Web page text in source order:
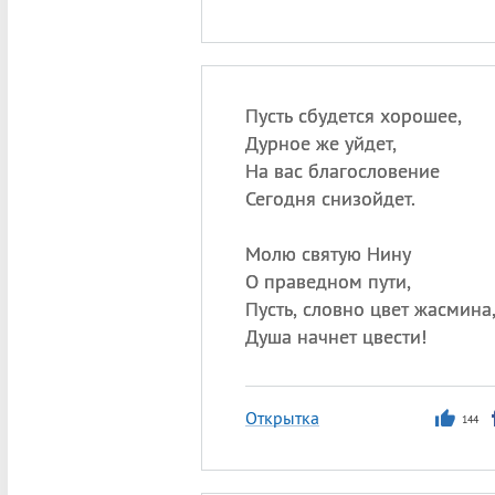
Пусть сбудется хорошее,
Дурное же уйдет,
На вас благословение
Сегодня снизойдет.
Молю святую Нину
О праведном пути,
Пусть, словно цвет жасмина,
Душа начнет цвести!
Открытка 144